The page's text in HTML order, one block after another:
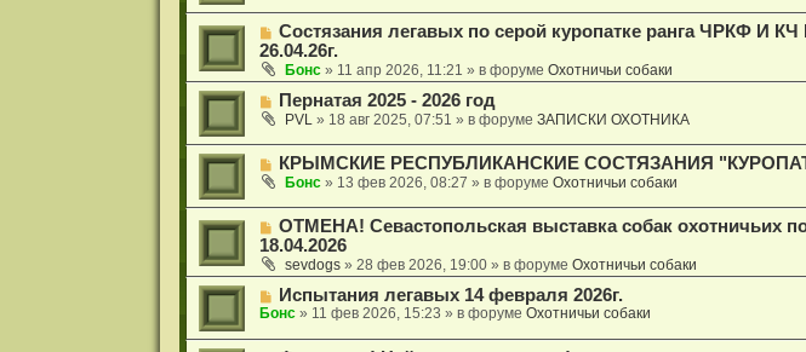
н
и
е
о
б
щ
е
н
и
е
о
е
с
о
о
щ
н
и
е
Н
о
о
е
с
о
о
щ
и
е
Состязания легавых по серой куропатке ранга ЧРКФ И
26.04.26г.
Бонс» 11 апр 2026, 11:21 » в форуме Охотничьи собаки
Н
о
о
е
с
о
б
щ
е
н
и
е
Пернатая 2025 - 2026 год
PVL» 18 авг 2025, 07:51 » в форуме ЗАПИСКИ ОХОТНИКА
Н
о
о
е
с
о
о
щ
КРЫМСКИЕ РЕСПУБЛИКАНСКИЕ СОСТЯЗАНИЯ
Бонс» 13 фев 2026, 08:27 » в форуме Охотничьи собаки
Н
о
о
е
с
о
ОТМЕНА! Севастопольская выставка собак охотничьих
18.04.2026
sevdogs» 28 фев 2026, 19:00» в форуме Охотничьи собаки
Н
о
о
Испытания легавых 14 февраля 2026г.
Бонс» 11 фев 2026, 15:23 » в форуме Охотничьи собаки